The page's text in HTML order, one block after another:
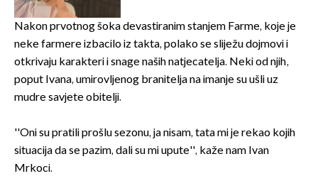
Nakon prvotnog šoka devastiranim stanjem Farme, koje je
neke farmere izbacilo iz takta, polako se sliježu dojmovi i
otkrivaju karakteri i snage naših natjecatelja. Neki od njih,
poput Ivana, umirovljenog branitelja na imanje su ušli uz
mudre savjete obitelji.
''Oni su pratili prošlu sezonu, ja nisam, tata mi je rekao kojih
situacija da se pazim, dali su mi upute'', kaže nam Ivan
Mrkoci.